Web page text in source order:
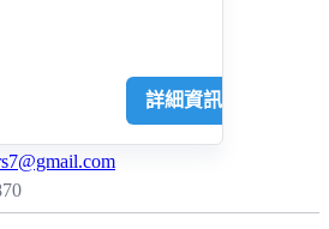
詳細資訊